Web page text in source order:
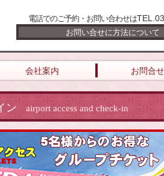
電話でのご予約・お問い合わせは
お問い合せに方法について
ン airport access and check-in
会社案内 お問合せ